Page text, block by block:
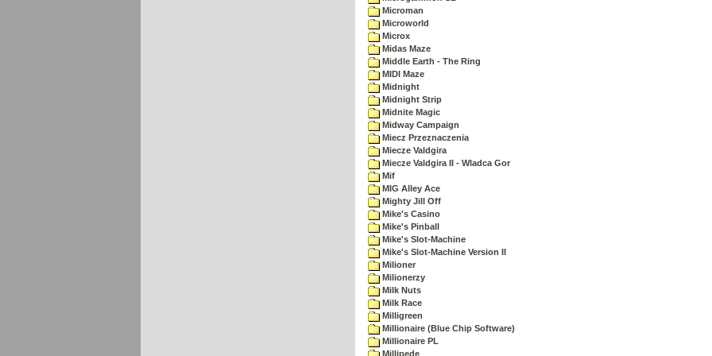
Microman
Microworld
Microx
Midas Maze
Middle Earth - The Ring
MIDI Maze
Midnight
Midnight Strip
Midnite Magic
Midway Campaign
Miecz Przeznaczenia
Miecze Valdgira
Miecze Valdgira II - Wladca Gor
Mif
MIG Alley Ace
Mighty Jill Off
Mike's Casino
Mike's Pinball
Mike's Slot-Machine
Mike's Slot-Machine Version II
Milioner
Milionerzy
Milk Nuts
Milk Race
Milligreen
Millionaire (Blue Chip Software)
Millionaire PL
Millipede